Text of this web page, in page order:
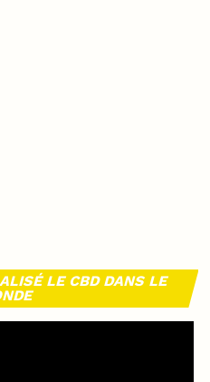
LE CBD DANS LE